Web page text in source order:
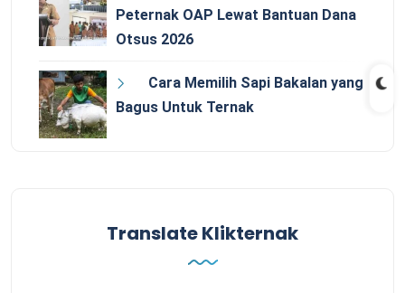
Peternak OAP Lewat Bantuan Dana
Otsus 2026
Cara Memilih Sapi Bakalan yang
Bagus Untuk Ternak
Translate Klikternak